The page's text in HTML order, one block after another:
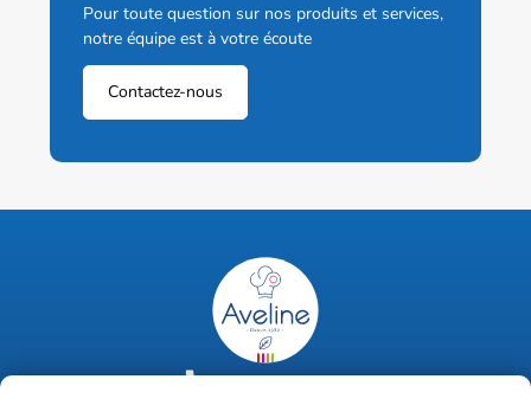
Pour toute question sur nos produits et services,
notre équipe est à votre écoute
Contactez-nous
02 47 63 18 92